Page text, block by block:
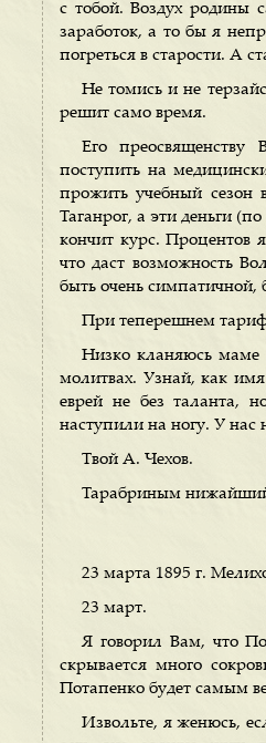
с тобой. Воздух родины
заработок, а то бы я
погреться в старости. А
Не томись и не
решит само время.
Его
поступить на
прожить учебный сезон
Таганрог, а эти деньги
кончит курс. Процентов
что даст возможность
быть очень симпатичной,
При теперешнем
Низко кланяюсь маме
молитвах. Узнай, как
еврей не без таланта,
наступили на ногу. У нас
Твой А. Чехов.
Тарабриным
23 марта 1895 г.
23 март.
Я говорил Вам, что
скрывается много
Потапенко будет самым
Извольте, я женюсь,